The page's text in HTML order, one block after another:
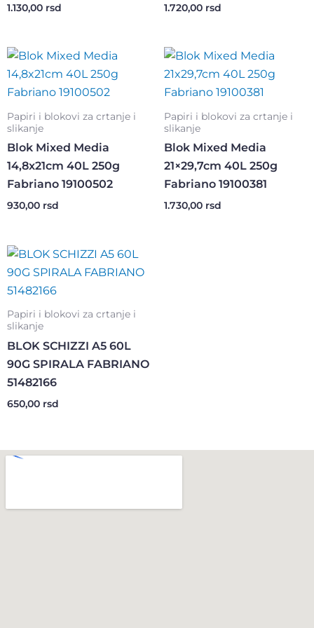
1.130,00 rsd 1.720,00 rsd
Papiri i blokovi za crtanje i
slikanje
Blok Mixed Media
14,8x21cm 40L 250g
Fabriano 19100502
930,00 rsd
Papiri i blokovi za crtanje i
slikanje
Blok Mixed Media
21×29,7cm 40L 250g
Fabriano 19100381
1.730,00 rsd
Papiri i blokovi za crtanje i
slikanje
BLOK SCHIZZI A5 60L
90G SPIRALA FABRIANO
51482166
650,00 rsd